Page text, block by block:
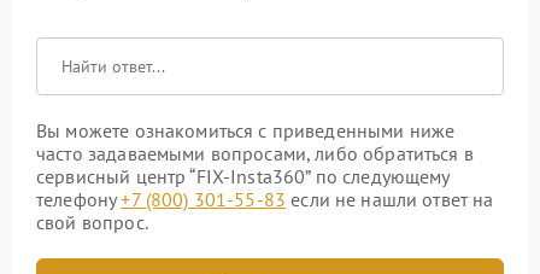
Вы можете ознакомиться с приведенными ниже
часто задаваемыми вопросами, либо обратиться в
сервисный центр “FIX-Insta360” по следующему
телефону+7 (800) 301-55-83 если не нашли ответ на
свой вопрос.